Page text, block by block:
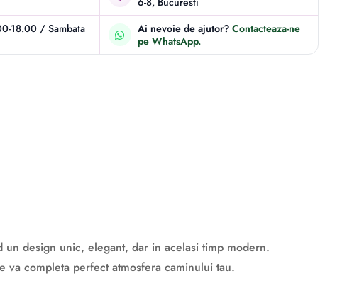
18.00 / Sambata
Ai nevoie de ajutor? Contacteaza-ne
pe WhatsApp.
design unic, elegant, dar in acelasi timp modern.
completa perfect atmosfera caminului tau.